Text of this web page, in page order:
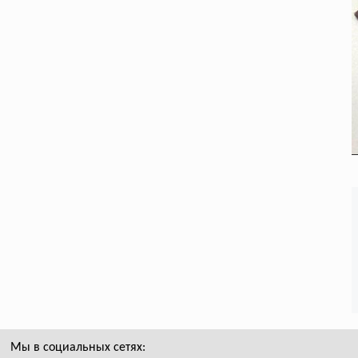
Мы в социальных сетях: